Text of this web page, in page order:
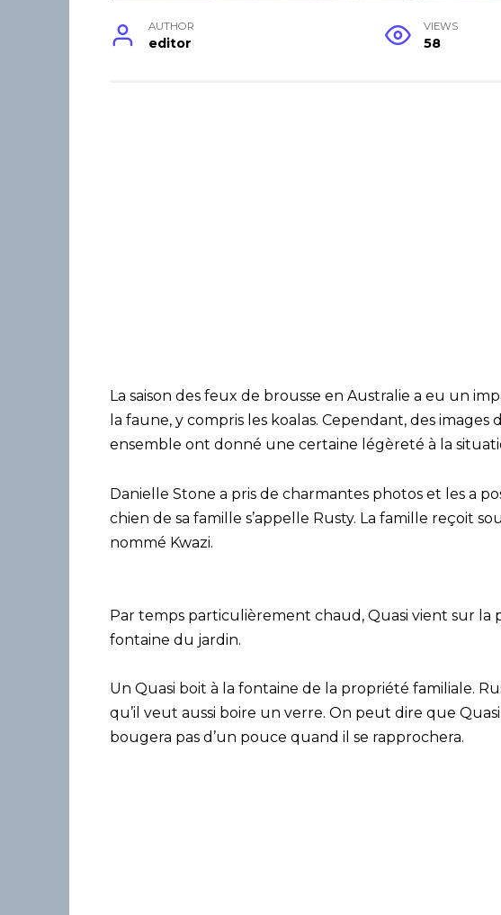
AUTHOR
editor
VIEWS
58
La saison des feux de brousse en Australie a eu un
la faune, y compris les koalas. Cependant, des
ensemble ont donné une certaine légèreté à la
Danielle Stone a pris de charmantes photos et les a
chien de sa famille s’appelle Rusty. La famille reçoit
nommé Kwazi.
Par temps particulièrement chaud, Quasi vient sur la
fontaine du jardin.
Un Quasi boit à la fontaine de la propriété familiale.
qu’il veut aussi boire un verre. On peut dire que Quasi
bougera pas d’un pouce quand il se rapprochera.